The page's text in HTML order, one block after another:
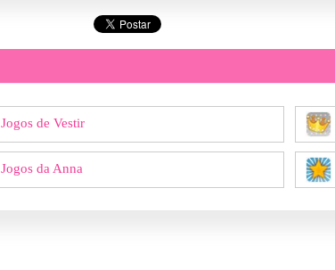
Jogos de Vestir
Jogos da Anna